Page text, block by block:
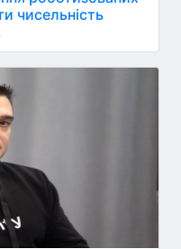
чисельність